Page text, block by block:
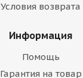
Условия возврата
Информация
Помощь
Гарантия на товар